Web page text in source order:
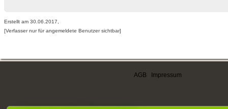
Erstellt am 30.06.2017,
[Verfasser nur für angemeldete Benutzer sichtbar]
AGB Impressum